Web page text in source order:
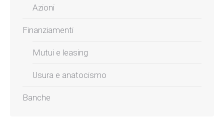
Azioni
Finanziamenti
Mutui e leasing
Usura e anatocismo
Banche